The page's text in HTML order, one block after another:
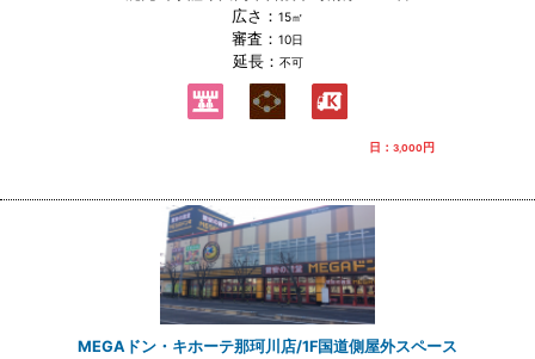
広さ： 15㎡
審査： 10日
延長： 不可
日： 3,000円
MEGAドン・キホーテ那珂川店/1F国道側屋外スペース